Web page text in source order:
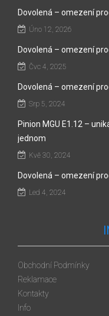
Dovolená – omezení
Úno 12, 2026
Dovolená – omezení
Čvc 4, 2025
Dovolená – omezení
Srp 5, 2024
Pinion MGU E1.12 –
jednom
Kvě 30, 2024
Dovolená – omezení
Led 4, 2024
Obchodní Podmínky
Reklamace
Kontakty
Info